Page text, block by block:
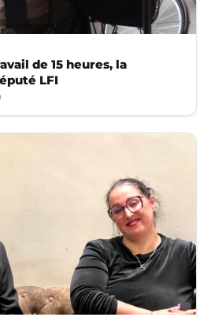
de 15 heures, la
LFI